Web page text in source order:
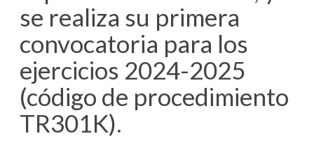
se realiza su primera
convocatoria para los
ejercicios 2024-2025
(código de procedimiento
TR301K).